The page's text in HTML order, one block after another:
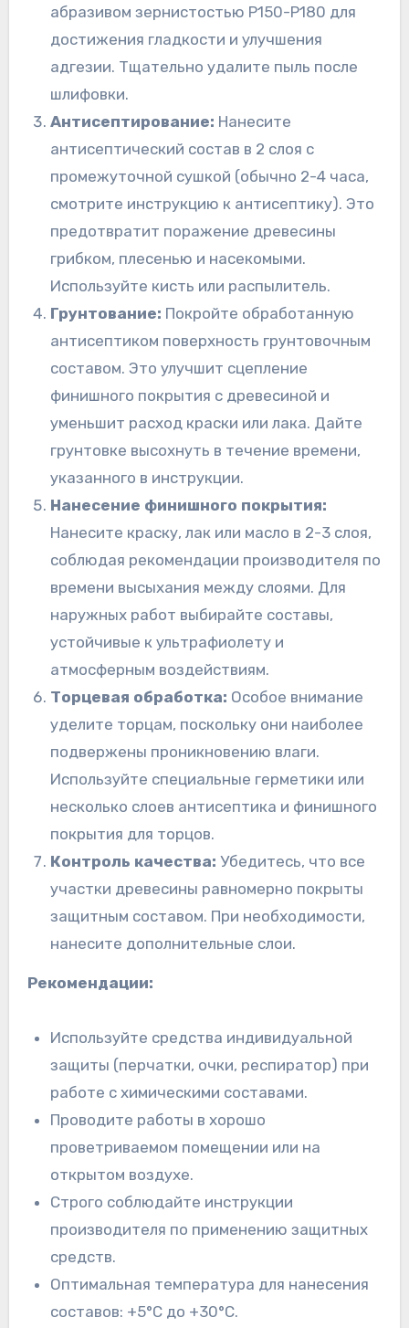
абразивом зернистостью P150-P180 для
достижения гладкости и улучшения
адгезии. Тщательно удалите пыль после
шлифовки.
Антисептирование: Нанесите
антисептический состав в 2 слоя с
промежуточной сушкой (обычно 2-4 часа,
смотрите инструкцию к антисептику). Это
предотвратит поражение древесины
грибком, плесенью и насекомыми.
Используйте кисть или распылитель.
Грунтование: Покройте обработанную
антисептиком поверхность грунтовочным
составом. Это улучшит сцепление
финишного покрытия с древесиной и
уменьшит расход краски или лака. Дайте
грунтовке высохнуть в течение времени,
указанного в инструкции.
Нанесение финишного покрытия:
Нанесите краску, лак или масло в 2-3 слоя,
соблюдая рекомендации производителя по
времени высыхания между слоями. Для
наружных работ выбирайте составы,
устойчивые к ультрафиолету и
атмосферным воздействиям.
Торцевая обработка: Особое внимание
уделите торцам, поскольку они наиболее
подвержены проникновению влаги.
Используйте специальные герметики или
несколько слоев антисептика и финишного
покрытия для торцов.
Контроль качества: Убедитесь, что все
участки древесины равномерно покрыты
защитным составом. При необходимости,
нанесите дополнительные слои.
Рекомендации:
Используйте средства индивидуальной
защиты (перчатки, очки, респиратор) при
работе с химическими составами.
Проводите работы в хорошо
проветриваемом помещении или на
открытом воздухе.
Строго соблюдайте инструкции
производителя по применению защитных
средств.
Оптимальная температура для нанесения
составов: +5°C до +30°C.